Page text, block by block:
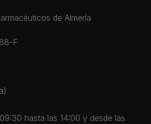
de Almería
F
hasta las 14:00 y desde las